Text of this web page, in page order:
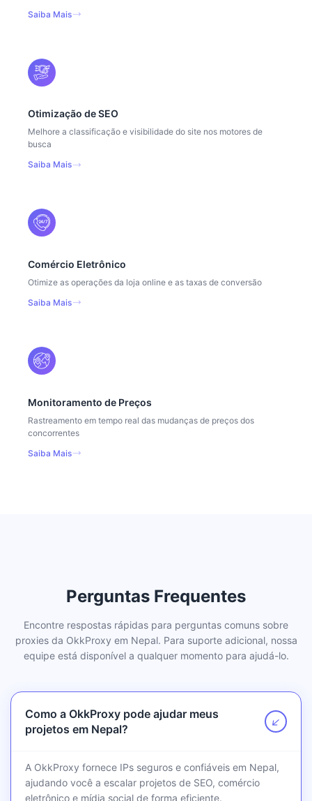
Saiba Mais
Otimização de SEO
Melhore a classificação e visibilidade do site nos motores de
busca
Saiba Mais
Comércio Eletrônico
Otimize as operações da loja online e as taxas de conversão
Saiba Mais
Monitoramento de Preços
Rastreamento em tempo real das mudanças de preços dos
concorrentes
Saiba Mais
Perguntas Frequentes
Encontre respostas rápidas para perguntas comuns sobre
proxies da OkkProxy em Nepal. Para suporte adicional, nossa
equipe está disponível a qualquer momento para ajudá-lo.
Como a OkkProxy pode ajudar meus
projetos em Nepal?
↗
A OkkProxy fornece IPs seguros e confiáveis em Nepal,
ajudando você a escalar projetos de SEO, comércio
eletrônico e mídia social de forma eficiente.